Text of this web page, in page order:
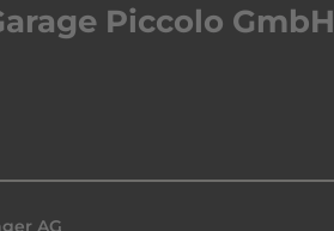
Piccolo GmbH
AG